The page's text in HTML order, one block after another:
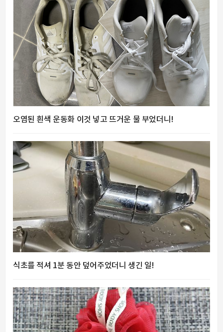
오염된 흰색 운동화 이것 넣고 뜨거운 물 부었더니!
식초를 적셔 1분 동안 덮어주었더니 생긴 일!